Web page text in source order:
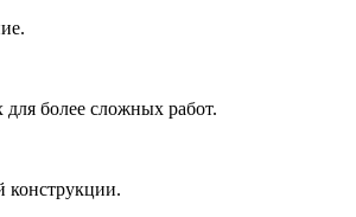
более сложных работ.
конструкции.